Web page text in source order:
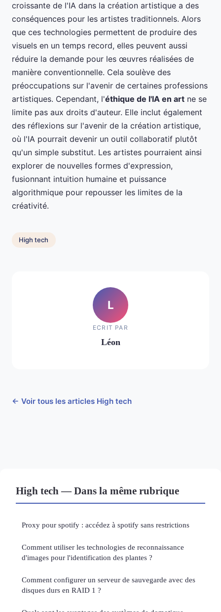
croissante de l'IA dans la création artistique a des
conséquences pour les artistes traditionnels. Alors
que ces technologies permettent de produire des
visuels en un temps record, elles peuvent aussi
réduire la demande pour les œuvres réalisées de
manière conventionnelle. Cela soulève des
préoccupations sur l'avenir de certaines professions
artistiques. Cependant, l'éthique de l'IA en art ne se
limite pas aux droits d'auteur. Elle inclut également
des réflexions sur l'avenir de la création artistique,
où l'IA pourrait devenir un outil collaboratif plutôt
qu'un simple substitut. Les artistes pourraient ainsi
explorer de nouvelles formes d'expression,
fusionnant intuition humaine et puissance
algorithmique pour repousser les limites de la
créativité.
High tech
L
ECRIT PAR
Léon
← Voir tous les articles High tech
High tech — Dans la même rubrique
Proxy pour spotify : accédez à spotify sans restrictions
Comment utiliser les technologies de reconnaissance
d'images pour l'identification des plantes ?
Comment configurer un serveur de sauvegarde avec des
disques durs en RAID 1 ?